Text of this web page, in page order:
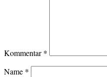
Kommentar*
Name *